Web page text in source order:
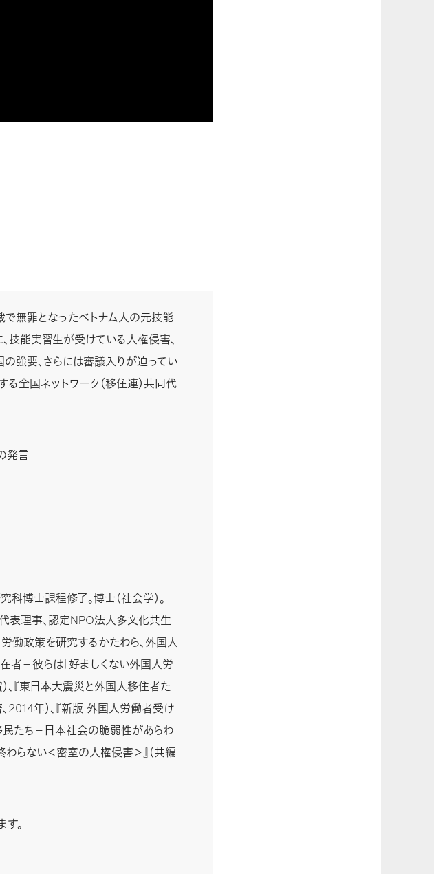
無罪となったベトナム人の元技能
、技能実習生が受けている人権侵害、
強要、さらには審議入りが迫ってい
全国ネットワーク（移住連）共同代
発言
博士課程修了。博士（社会学）。
表理事、認定NPO法人多文化共生
働政策を研究するかたわら、外国人
者－彼らは「好ましくない外国人労
、『東日本大震災と外国人移住者た
、2014年）、『新版 外国人労働者受け
民たち－日本社会の脆弱性があらわ
わらない＜密室の人権侵害＞』（共編
。